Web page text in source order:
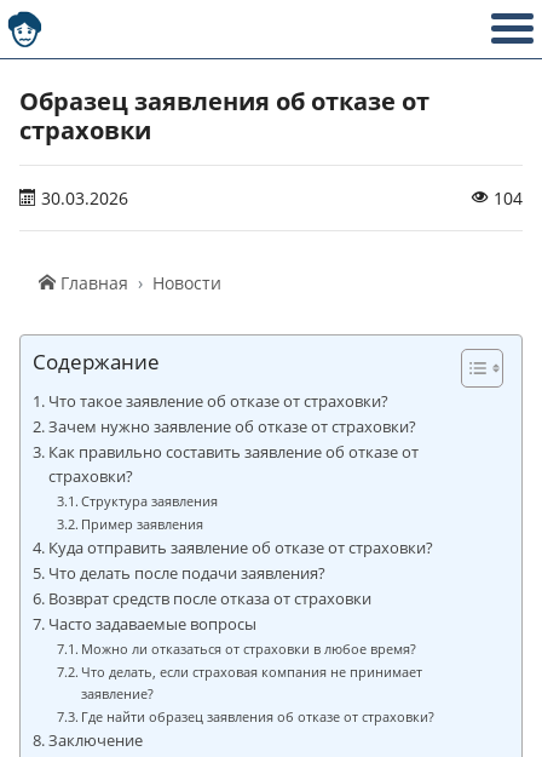
Образец заявления об отказе от
страховки
30.03.2026 104
Главная Новости
Содержание
Что такое заявление об отказе от страховки?
Зачем нужно заявление об отказе от страховки?
Как правильно составить заявление об отказе от
страховки?
Структура заявления
Пример заявления
Куда отправить заявление об отказе от страховки?
Что делать после подачи заявления?
Возврат средств после отказа от страховки
Часто задаваемые вопросы
Можно ли отказаться от страховки в любое время?
Что делать, если страховая компания не принимает
заявление?
Где найти образец заявления об отказе от страховки?
Заключение